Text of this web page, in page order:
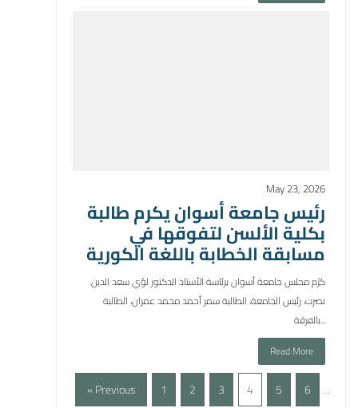
May 23, 2026
رئيس جامعة أسوان يكرم طالبة
بكلية الألسن لتفوقها في
مسابقة الخطابة باللغة الكورية
كرّم مجلس جامعة أسوان برئاسة الأستاذ الدكتور لؤي سعد الدين
نصرت، رئيس الجامعة، الطالبة سمر أحمد محمد عمران، الطالبة
بالفرقة...
Read More
« Previous 1 2 3 4 5 6 …